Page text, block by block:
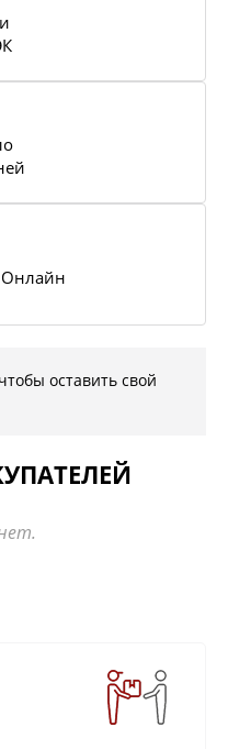
Онлайн
оставить свой